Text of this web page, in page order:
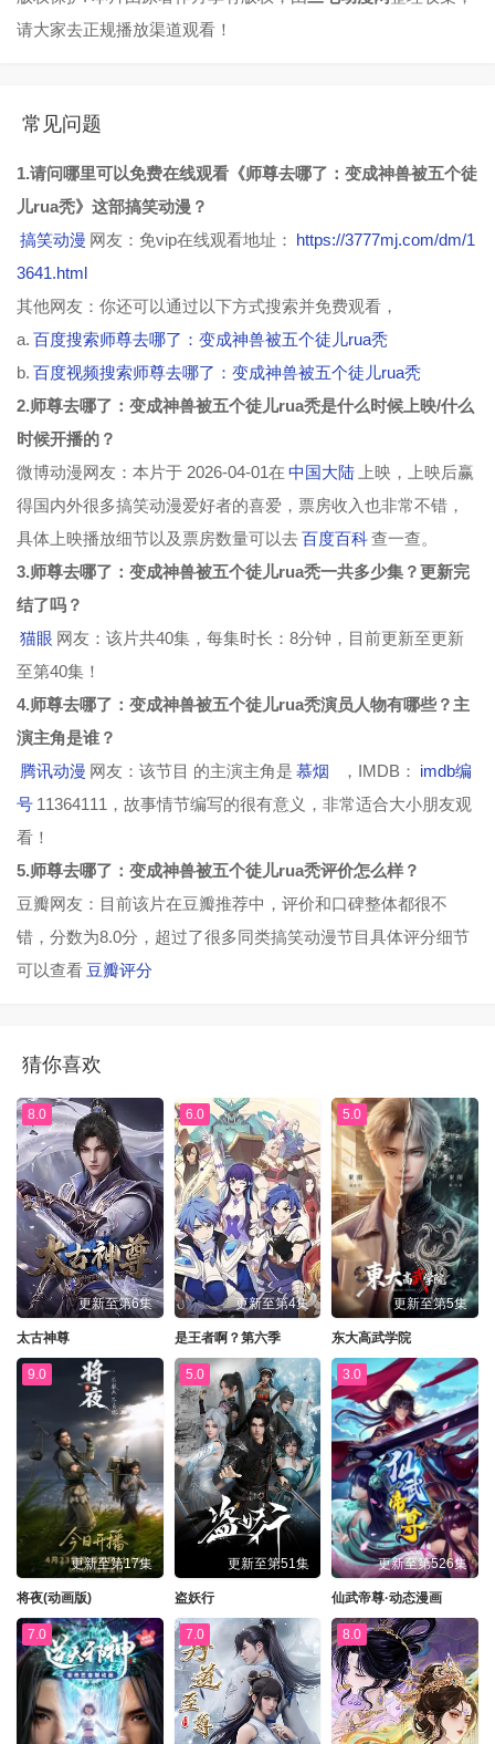
请大家去正规播放渠道观看！
常见问题
1.请问哪里可以免费在线观看《师尊去哪了：变成神兽被五个徒
儿rua秃》这部搞笑动漫？
搞笑动漫 网友：免vip在线观看地址： https://3777mj.com/dm/1
3641.html
其他网友：你还可以通过以下方式搜索并免费观看，
a. 百度搜索师尊去哪了：变成神兽被五个徒儿rua秃
b. 百度视频搜索师尊去哪了：变成神兽被五个徒儿rua秃
2.师尊去哪了：变成神兽被五个徒儿rua秃是什么时候上映/什么
时候开播的？
微博动漫网友：本片于 2026-04-01在 中国大陆
上映，上映后赢
得国内外很多搞笑动漫爱好者的喜爱，票房收入也非常不错，
具体上映播放细节以及票房数量可以去百度百科查一查。
3.师尊去哪了：变成神兽被五个徒儿rua秃一共多少集？更新完
结了吗？
猫眼 网友：该片共40集，每集时长：8分钟，目前更新至更新
至第40集！
4.师尊去哪了：变成神兽被五个徒儿rua秃演员人物有哪些？主
演主角是谁？
腾讯动漫 网友：该节目 的主演主角是 慕烟 ，IMDB： imdb编
号 11364111，故事情节编写的很有意义，非常适合大小朋友观
看！
5.师尊去哪了：变成神兽被五个徒儿rua秃评价怎么样？
豆瓣网友：目前该片在豆瓣推荐中，评价和口碑整体都很不
错，分数为8.0分，超过了很多同类搞笑动漫节目具体评分细节
可以查看 豆瓣评分
猜你喜欢
8.0
更新至第6集
太古神尊
6.0
更新至第4集
是王者啊？第六季
5.0
更新至第5集
东大高武学院
9.0
更新至第17集
将夜(动画版)
5.0
更新至第51集
盗妖行
3.0
更新至第526集
仙武帝尊·动态漫画
7.0 7.0 8.0